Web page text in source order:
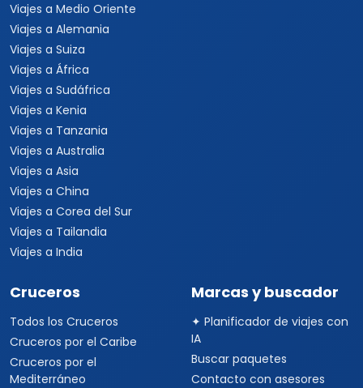
Viajes a Medio Oriente
Viajes a Alemania
Viajes a Suiza
Viajes a África
Viajes a Sudáfrica
Viajes a Kenia
Viajes a Tanzania
Viajes a Australia
Viajes a Asia
Viajes a China
Viajes a Corea del Sur
Viajes a Tailandia
Viajes a India
Cruceros
Todos los Cruceros
Cruceros por el Caribe
Cruceros por el
Mediterráneo
Marcas y buscador
✦ Planificador de viajes con
IA
Buscar paquetes
Contacto con asesores